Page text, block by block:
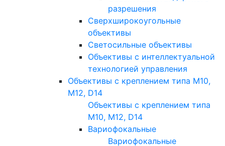
разрешения
Сверхширокоугольные
объективы
Светосильные объективы
Объективы с интеллектуальной
технологией управления
Объективы с креплением типа M10,
M12, D14
Объективы с креплением типа
M10, M12, D14
Вариофокальные
Вариофокальные